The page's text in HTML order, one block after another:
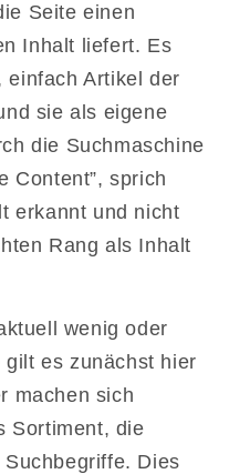
Seite einen
Inhalt liefert. Es
einfach Artikel der
sie als eigene
die Suchmaschine
Content”, sprich
erkannt und nicht
Rang als Inhalt
wenig oder
es zunächst hier
machen sich
Sortiment, die
Dies